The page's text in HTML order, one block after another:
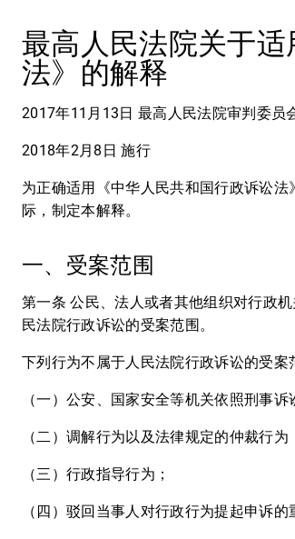
最高人民法院关于
法》的解释
2017年11月13日 最高人民法院审判委员
2018年2月8日 施行
为正确适用《中华人民共和国行政诉讼
际，制定本解释。
一、受案范围
第一条 公民、法人或者其他组织对行政
民法院行政诉讼的受案范围。
下列行为不属于人民法院行政诉讼的受案
（一）公安、国家安全等机关依照刑事
（二）调解行为以及法律规定的仲裁行为
（三）行政指导行为；
（四）驳回当事人对行政行为提起申诉的